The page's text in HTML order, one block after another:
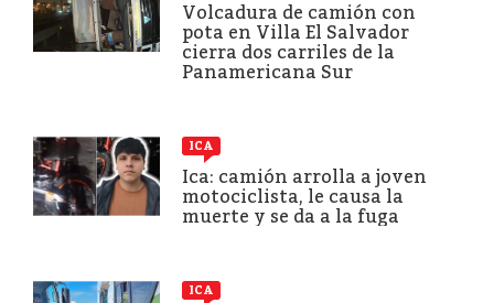
Volcadura de camión con
pota en Villa El Salvador
cierra dos carriles de la
Panamericana Sur
ICA
Ica: camión arrolla a joven
motociclista, le causa la
muerte y se da a la fuga
ICA